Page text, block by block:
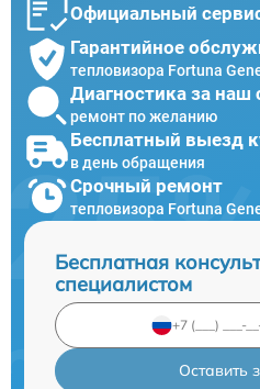
Официальный
Гарантийное
тепловизора Fortuna
Диагностика за наш
ремонт по желанию
Бесплатный выезд
в день обращения
Срочный ремонт
тепловизора Fortuna
Бесплатная
специалистом
Оставить